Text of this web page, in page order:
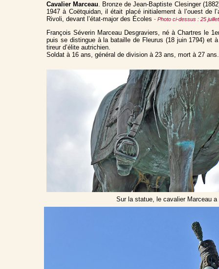
Cavalier Marceau. Bronze de Jean-Baptiste Clesinger
1947 à Coëtquidan, il était placé initialement à l’ouest
Rivoli, devant l’état-major des Écoles - Photo ci-dessus : 25
François Séverin Marceau Desgraviers, né à Chartres le
puis se distingue à la bataille de Fleurus (18 juin 1794) et
tireur d’élite autrichien.
Soldat à 16 ans, général de division à 23 ans, mort à 27
Sur la statue, le cavalier Marceau